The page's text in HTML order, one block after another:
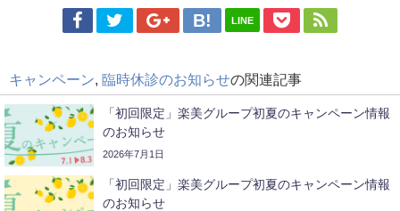
LINE
キャンペーン 臨時休診のお知らせの関連記事
「初回限定」楽美グループ初夏のキャンペーン情報
のお知らせ
2026年7月1日
「初回限定」楽美グループ初夏のキャンペーン情報
のお知らせ